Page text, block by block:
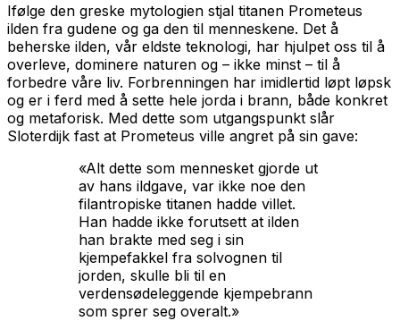
Ifølge den greske mytologien stjal titanen Prometeus
ilden fra gudene og ga den til menneskene. Det å
beherske ilden, vår eldste teknologi, har hjulpet oss til å
overleve, dominere naturen og – ikke minst – til å
forbedre våre liv. Forbrenningen har imidlertid løpt løpsk
og er i ferd med å sette hele jorda i brann, både konkret
og metaforisk. Med dette som utgangspunkt slår
Sloterdijk fast at Prometeus ville angret på sin gave:
«Alt dette som mennesket gjorde ut
av hans ildgave, var ikke noe den
filantropiske titanen hadde villet.
Han hadde ikke forutsett at ilden
han brakte med seg i sin
kjempefakkel fra solvognen til
jorden, skulle bli til en
verdensødeleggende kjempebrann
som sprer seg overalt.»